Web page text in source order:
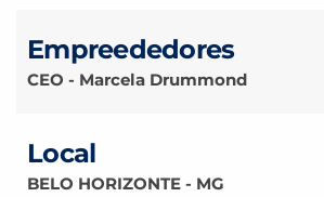
Empreededores
CEO - Marcela Drummond
Local
BELO HORIZONTE - MG